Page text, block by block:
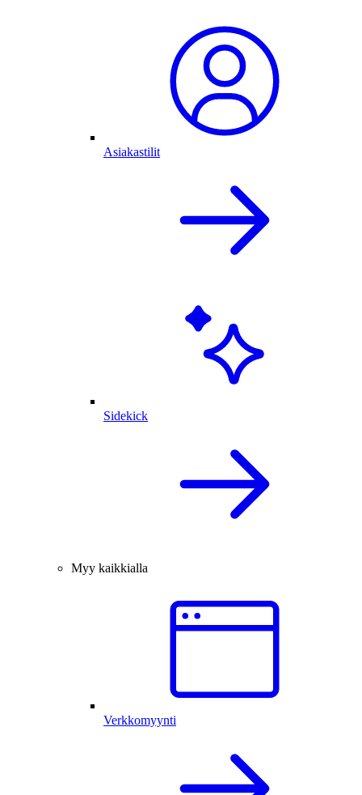
Asiakastilit
Sidekick
Myy kaikkialla
Verkkomyynti